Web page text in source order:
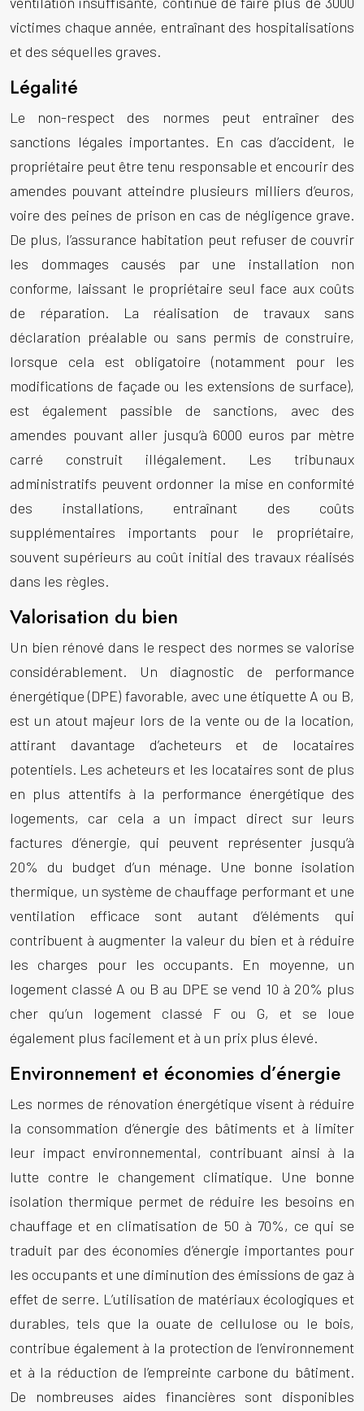
victimes chaque année, entraînant des hospitalisations
et des séquelles graves.
Légalité
Le non-respect des normes peut entraîner des
sanctions légales importantes. En cas d’accident, le
propriétaire peut être tenu responsable et encourir des
amendes pouvant atteindre plusieurs milliers d’euros,
voire des peines de prison en cas de négligence grave.
De plus, l’assurance habitation peut refuser de couvrir
les dommages causés par une installation non
conforme, laissant le propriétaire seul face aux coûts
de réparation. La réalisation de travaux sans
déclaration préalable ou sans permis de construire,
lorsque cela est obligatoire (notamment pour les
modifications de façade ou les extensions de surface),
est également passible de sanctions, avec des
amendes pouvant aller jusqu’à 6000 euros par mètre
carré construit illégalement. Les tribunaux
administratifs peuvent ordonner la mise en conformité
des installations, entraînant des coûts
supplémentaires importants pour le propriétaire,
souvent supérieurs au coût initial des travaux réalisés
dans les règles.
Valorisation du bien
Un bien rénové dans le respect des normes se valorise
considérablement. Un diagnostic de performance
énergétique (DPE) favorable, avec une étiquette A ou B,
est un atout majeur lors de la vente ou de la location,
attirant davantage d’acheteurs et de locataires
potentiels. Les acheteurs et les locataires sont de plus
en plus attentifs à la performance énergétique des
logements, car cela a un impact direct sur leurs
factures d’énergie, qui peuvent représenter jusqu’à
20% du budget d’un ménage. Une bonne isolation
thermique, un système de chauffage performant et une
ventilation efficace sont autant d’éléments qui
contribuent à augmenter la valeur du bien et à réduire
les charges pour les occupants. En moyenne, un
logement classé A ou B au DPE se vend 10 à 20% plus
cher qu’un logement classé F ou G, et se loue
également plus facilement et à un prix plus élevé.
Environnement et économies d’énergie
Les normes de rénovation énergétique visent à réduire
la consommation d’énergie des bâtiments et à limiter
leur impact environnemental, contribuant ainsi à la
lutte contre le changement climatique. Une bonne
isolation thermique permet de réduire les besoins en
chauffage et en climatisation de 50 à 70%, ce qui se
traduit par des économies d’énergie importantes pour
les occupants et une diminution des émissions de gaz à
effet de serre. L’utilisation de matériaux écologiques et
durables, tels que la ouate de cellulose ou le bois,
contribue également à la protection de l’environnement
et à la réduction de l’empreinte carbone du bâtiment.
De nombreuses aides financières sont disponibles